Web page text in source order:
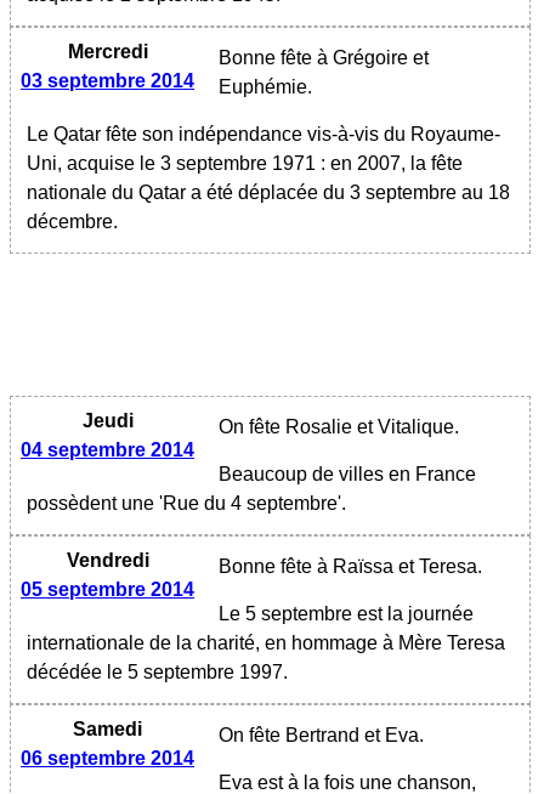
Mercredi
03 septembre 2014
Bonne fête à Grégoire et
Euphémie.
Le Qatar fête son indépendance vis-à-vis du Royaume-
Uni, acquise le 3 septembre 1971 : en 2007, la fête
nationale du Qatar a été déplacée du 3 septembre au 18
décembre.
Jeudi
04 septembre 2014
On fête Rosalie et Vitalique.
Beaucoup de villes en France
possèdent une 'Rue du 4 septembre'.
Vendredi
05 septembre 2014
Bonne fête à Raïssa et Teresa.
Le 5 septembre est la journée
internationale de la charité, en hommage à Mère Teresa
décédée le 5 septembre 1997.
Samedi
06 septembre 2014
On fête Bertrand et Eva.
Eva est à la fois une chanson,